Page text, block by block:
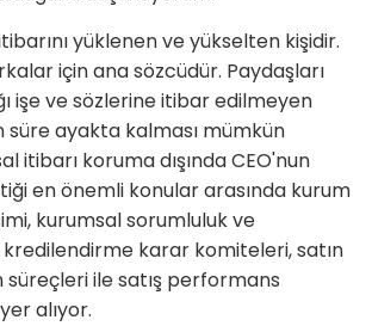
yüklenen ve yükselten kişidir.
için ana sözcüdür. Paydaşları
işe ve sözlerine itibar edilmeyen
süre ayakta kalması mümkün
itibarı koruma dışında CEO'nun
en önemli konular arasında kurum
kurumsal sorumluluk ve
karar komiteleri, satın
süreçleri ile satış performans
alıyor.